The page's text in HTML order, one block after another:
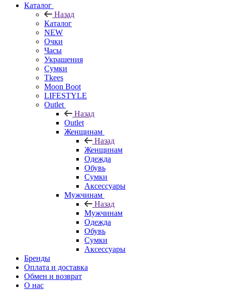
Каталог
Назад
Каталог
NEW
Очки
Часы
Украшения
Сумки
Tkees
Moon Boot
LIFESTYLE
Outlet
Назад
Outlet
Женщинам
Назад
Женщинам
Одежда
Обувь
Сумки
Аксессуары
Мужчинам
Назад
Мужчинам
Одежда
Обувь
Сумки
Аксессуары
Бренды
Оплата и доставка
Обмен и возврат
О нас